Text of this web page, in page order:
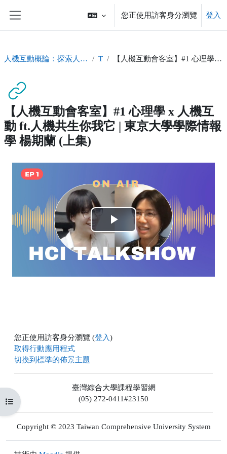
您正使用訪客身分瀏覽 登入
開啟課程索引
人機互動概論：探索人與科技交會的新思維Human-Computer Interaction Topic 4 【人機互動會客室】#1 心理學 x 人機互動 ft.人機共生你我它 | 東京大學學際情報學 楊期蘭 (上集)
【人機互動會客室】#1 心理學 x 人機互
動 ft.人機共生你我它 | 東京大學學際情報
學 楊期蘭 (上集)
播
放
视
您正使用訪客身分瀏覽 (登入)
取得行動應用程式
切換到標準的佈景主題
臺灣綜合大學課程學習網
(05) 272-0411#23150
Copyright © 2023 Taiwan Comprehensive University System